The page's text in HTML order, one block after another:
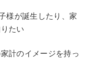
様が誕生したり、家
たい
計のイメージを持っ